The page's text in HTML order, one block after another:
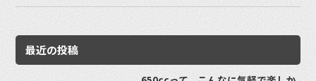
最近の投稿